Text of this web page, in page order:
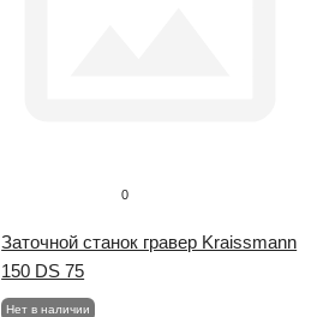
0
Заточной станок гравер Kraissmann
150 DS 75
Нет в наличии